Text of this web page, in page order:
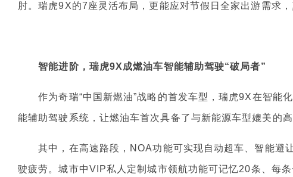
肘。瑞虎9X的7座灵活布局，更能应对节假日全家出游需求，
智能进阶，瑞虎9X成燃油车智能辅助驾驶“破局者”
作为奇瑞“中国新燃油”战略的首发车型，瑞虎9X在智能
能辅助驾驶系统，让燃油车首次具备了与新能源车型媲美的
其中，在高速路段，NOA功能可实现自动超车、智能避
驶疲劳。城市中VIP私人定制城市领航功能可记忆20条、每